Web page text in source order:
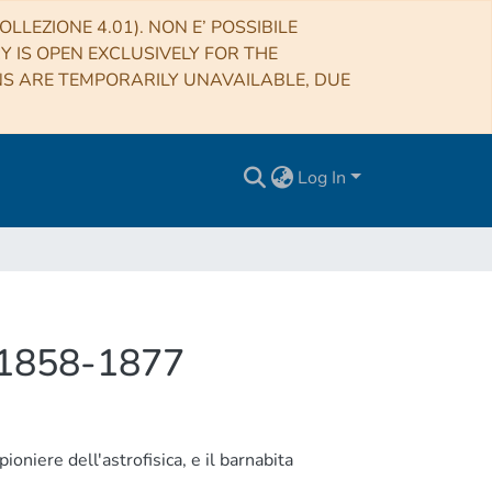
4.01). NON E’ POSSIBILE
IS OPEN EXCLUSIVELY FOR THE
ARE TEMPORARILY UNAVAILABLE, DUE
Log In
1877
dell'astrofisica, e il barnabita